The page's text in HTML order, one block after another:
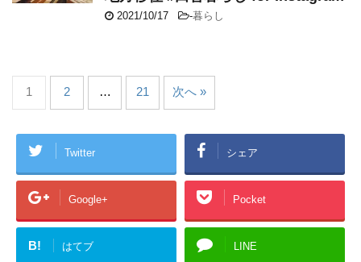
2021/10/17 -暮らし
1 2 … 21 次へ »
Twitter シェア
Google+ Pocket
B! はてブ LINE